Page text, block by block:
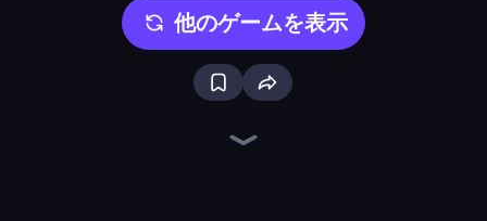
他のゲームを表示